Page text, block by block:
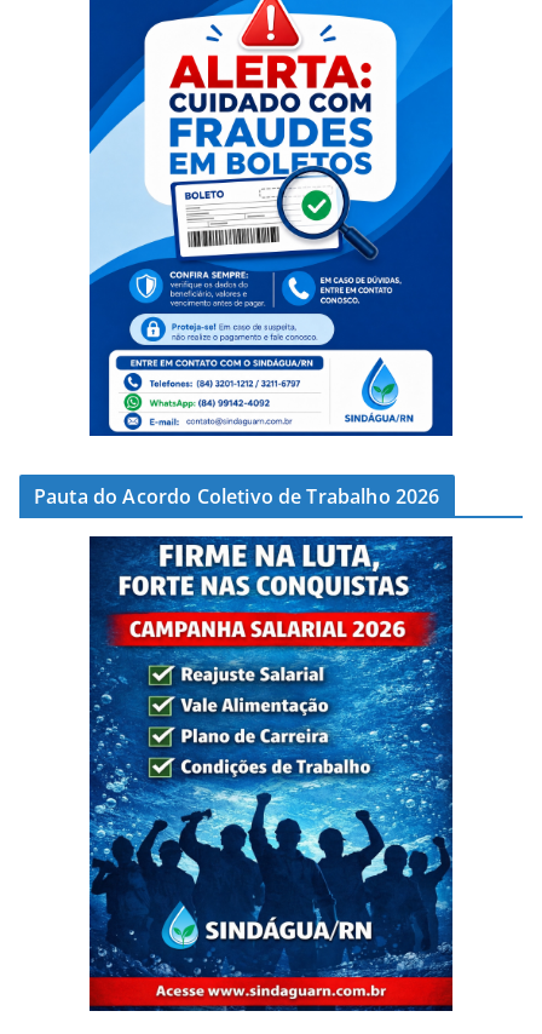
Pauta do Acordo Coletivo de Trabalho 2026